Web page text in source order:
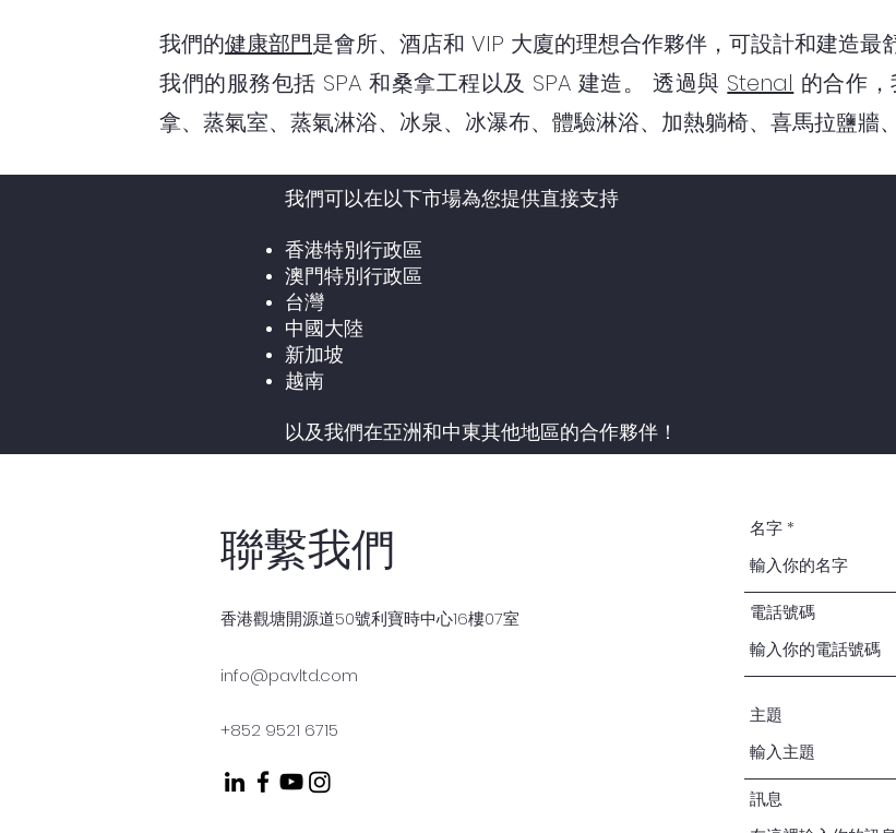
我們的健康部門是會所、酒店和 VIP 大廈的理想合作夥伴，可設計和建造最
我們的服務包括 SPA 和桑拿工程以及 SPA 建造。 透過與 Stenal 的合作
拿、蒸氣室、蒸氣淋浴、冰泉、冰瀑布、體驗淋浴、加熱躺椅、喜馬拉鹽牆
我們可以在以下市場為您提供直接支持
香港特別行政區
澳門特別行政區
台灣
中國大陸
新加坡
越南
以及我們在亞洲和中東其他地區的合作夥伴！
聯繫我們
香港觀塘開源道50號利寶時中心16樓07室
info@pavltd.com
+852 9521 6715
名字
電話號碼
主題
訊息